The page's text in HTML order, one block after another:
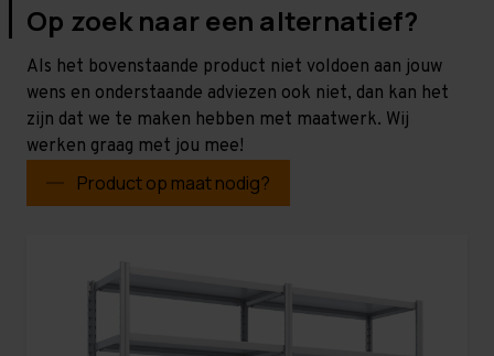
Op zoek naar een alternatief?
Als het bovenstaande product niet voldoen aan jouw
wens en onderstaande adviezen ook niet, dan kan het
zijn dat we te maken hebben met maatwerk. Wij
werken graag met jou mee!
Product op maat nodig?